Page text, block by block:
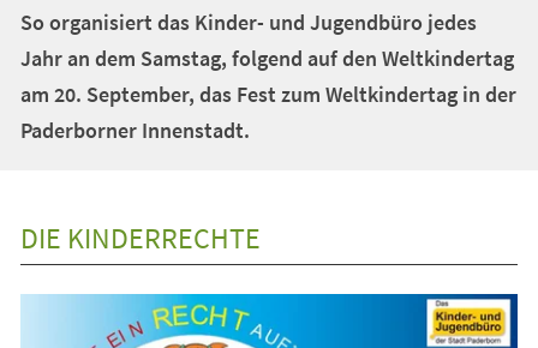
So organisiert das Kinder- und Jugendbüro jedes
Jahr an dem Samstag, folgend auf den Weltkindertag
am 20. September, das Fest zum Weltkindertag in der
Paderborner Innenstadt.
DIE KINDERRECHTE